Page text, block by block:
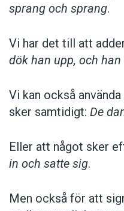
sprang och sprang.
Vi har det till att
dök han upp, och
Vi kan också
sker samtidigt: De
Eller att något sker
in och satte sig.
Men också för att